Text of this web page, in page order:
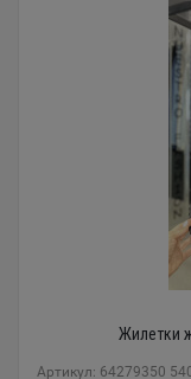
Жилетки
Артикул: 64279350